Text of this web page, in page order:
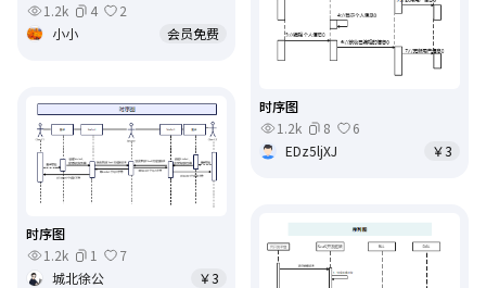
1.2k
4
2
小小
会员免费
时序图
1.2k
8
6
EDz5ljXJ
￥3
时序图
1.2k
1
7
城北徐公
￥3